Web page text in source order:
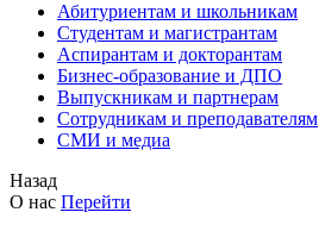
Абитуриентам и школьникам
Студентам и магистрантам
Аспирантам и докторантам
Бизнес-образование и ДПО
Выпускникам и партнерам
Сотрудникам и преподавателям
СМИ и медиа
Назад
О нас Перейти